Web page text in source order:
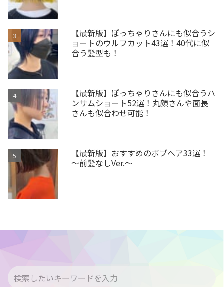
【最新版】ぽっちゃりさんにも似合うシ
ョートのウルフカット43選！40代に似
合う髪型も！
【最新版】ぽっちゃりさんにも似合うハ
ンサムショート52選！丸顔さんや面長
さんも似合わせ可能！
【最新版】おすすめのボブヘア33選！
～前髪なしVer.～